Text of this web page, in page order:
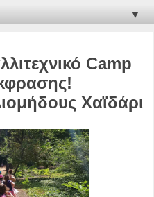
▼
Camp
Χαϊδάρι